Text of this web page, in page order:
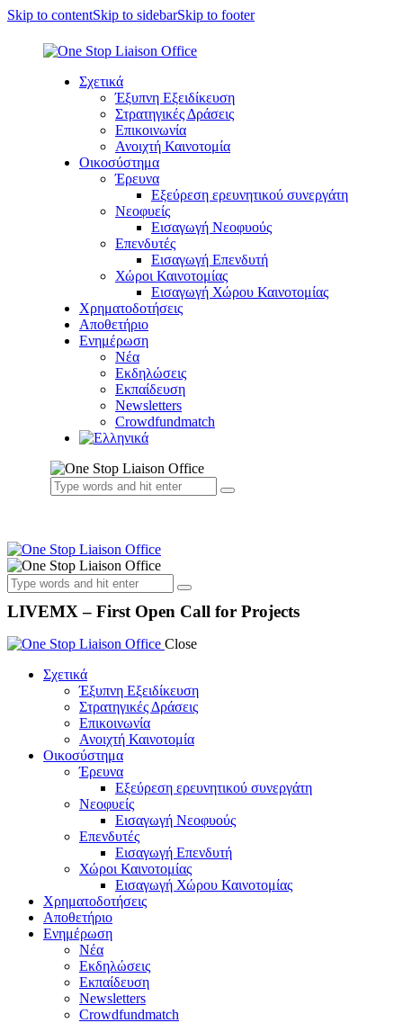
Skip to contentSkip to sidebarSkip to footer
Σχετικά
Έξυπνη Εξειδίκευση
Στρατηγικές Δράσεις
Επικοινωνία
Ανοιχτή Καινοτομία
Οικοσύστημα
Έρευνα
Εξεύρεση ερευνητικού συνεργάτη
Νεοφυείς
Εισαγωγή Νεοφυούς
Επενδυτές
Εισαγωγή Επενδυτή
Χώροι Καινοτομίας
Εισαγωγή Χώρου Καινοτομίας
Χρηματοδοτήσεις
Αποθετήριο
Ενημέρωση
Νέα
Εκδηλώσεις
Εκπαίδευση
Newsletters
Crowdfundmatch
LIVEMX – First Open Call for Projects
Close
Σχετικά
Έξυπνη Εξειδίκευση
Στρατηγικές Δράσεις
Επικοινωνία
Ανοιχτή Καινοτομία
Οικοσύστημα
Έρευνα
Εξεύρεση ερευνητικού συνεργάτη
Νεοφυείς
Εισαγωγή Νεοφυούς
Επενδυτές
Εισαγωγή Επενδυτή
Χώροι Καινοτομίας
Εισαγωγή Χώρου Καινοτομίας
Χρηματοδοτήσεις
Αποθετήριο
Ενημέρωση
Νέα
Εκδηλώσεις
Εκπαίδευση
Newsletters
Crowdfundmatch